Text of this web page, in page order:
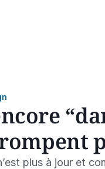
plus à jour et